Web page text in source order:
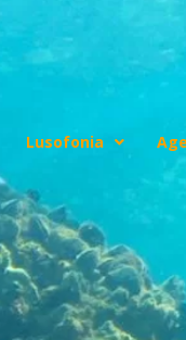
Lusofonia